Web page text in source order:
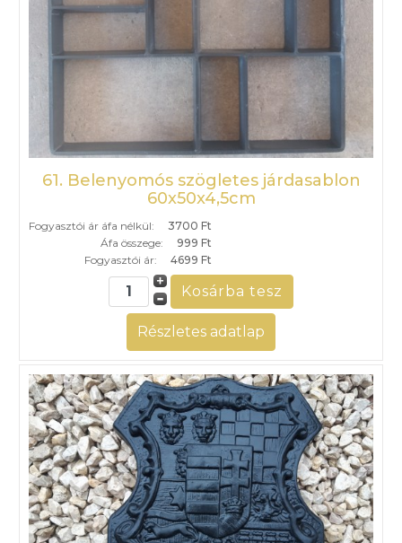
61. Belenyomós szögletes járdasablon
60x50x4,5cm
Fogyasztói ár áfa nélkül:
3700 Ft
Áfa összege:
999 Ft
Fogyasztói ár:
4699 Ft
Részletes adatlap